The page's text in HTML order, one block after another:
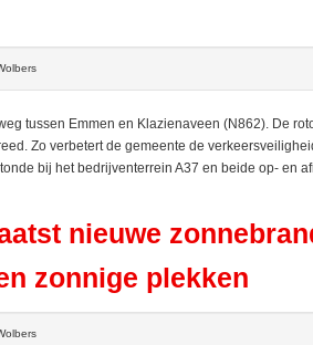
tussen Emmen en Klazienaveen (N862). De
Zo verbetert de gemeente de
bij het bedrijventerrein A37 en beide op- en
nieuwe
zonnige plekken